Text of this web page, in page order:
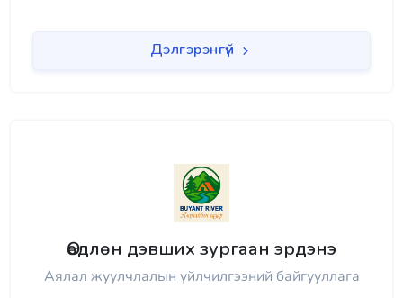
Дэлгэрэнгүй
Өөдлөн дэвших зургаан эрдэнэ
Аялал жуулчлалын үйлчилгээний байгууллага